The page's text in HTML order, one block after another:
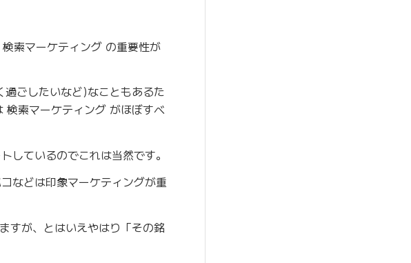
索マーケティング の重要性が
ごしたいなど)なこともあるた
索マーケティング がほぼすべ
しているのでこれは当然です。
などは印象マーケティングが重
すが、とはいえやはり「その銘